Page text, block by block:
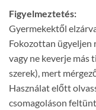
Figyelmeztetés:
Gyermekektől
Fokozottan ügyeljen
vagy ne keverje más
szerek), mert
Használat előtt
csomagoláson